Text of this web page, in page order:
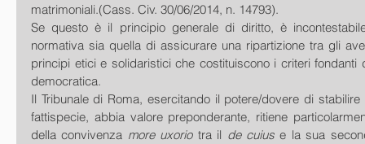
matrimoniali.(Cass. Civ. 30/06/2014, n. 14793).
Se questo è il principio generale di diritto, è
normativa sia quella di assicurare una ripartizione tra gli
principi etici e solidaristici che costituiscono i criteri fondanti
democratica.
Il Tribunale di Roma, esercitando il potere/dovere di
fattispecie, abbia valore preponderante, ritiene
della convivenza more uxorio tra il de cuius e la sua